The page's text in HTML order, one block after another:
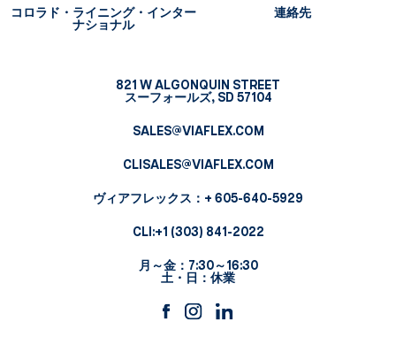
コロラド・ライニング・インター
ナショナル
連絡先
821 W ALGONQUIN STREET
スーフォールズ, SD 57104
SALES@VIAFLEX.COM
CLISALES@VIAFLEX.COM
ヴィアフレックス ：+ 605-640-5929
CLI:+1 (303) 841-2022
月～金：7:30～16:30
土・日：休業